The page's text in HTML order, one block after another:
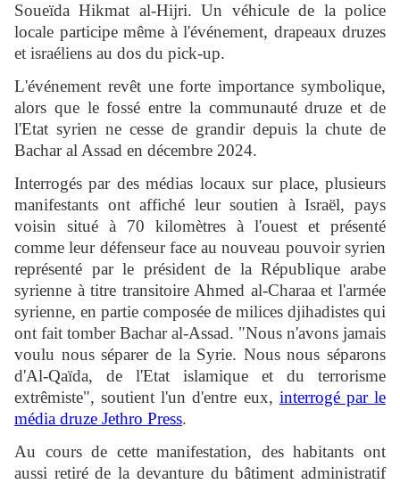
Soueïda Hikmat al-Hijri. Un véhicule de la police
locale participe même à l'événement, drapeaux druzes
et israéliens au dos du pick-up.
L'événement revêt une forte importance symbolique,
alors que le fossé entre la communauté druze et de
l'Etat syrien ne cesse de grandir depuis la chute de
Bachar al Assad en décembre 2024.
Interrogés par des médias locaux sur place, plusieurs
manifestants ont affiché leur soutien à Israël, pays
voisin situé à 70 kilomètres à l'ouest et présenté
comme leur défenseur face au nouveau pouvoir syrien
représenté par le président de la République arabe
syrienne à titre transitoire Ahmed al-Charaa et l'armée
syrienne, en partie composée de milices djihadistes qui
ont fait tomber Bachar al-Assad. "Nous n'avons jamais
voulu nous séparer de la Syrie. Nous nous séparons
d'Al-Qaïda, de l'Etat islamique et du terrorisme
extrêmiste", soutient l'un d'entre eux, interrogé par le
média druze Jethro Press.
Au cours de cette manifestation, des habitants ont
aussi retiré de la devanture du bâtiment administratif